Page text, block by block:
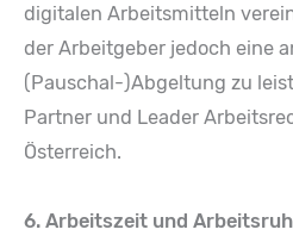
digitalen Arbeitsmitteln
der Arbeitgeber jedoch eine
(Pauschal-)Abgeltung zu
Partner und Leader
Österreich.
6. Arbeitszeit und